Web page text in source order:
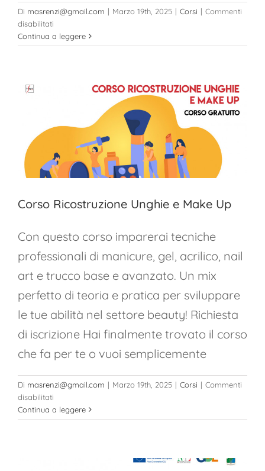
Di masrenzi@gmail.com | Marzo 19th, 2025 | Corsi | Commenti
disabilitati
Corso
di
Continua a leggere
Corso Ricostruzione Unghie e Make Up
Con questo corso imparerai tecniche
professionali di manicure, gel, acrilico, nail
art e trucco base e avanzato. Un mix
perfetto di teoria e pratica per sviluppare
le tue abilità nel settore beauty! Richiesta
di iscrizione Hai finalmente trovato il corso
che fa per te o vuoi semplicemente
Di masrenzi@gmail.com | Marzo 19th, 2025 | Corsi | Commenti
disabilitati
Corso
Ricostruzione
Continua a leggere